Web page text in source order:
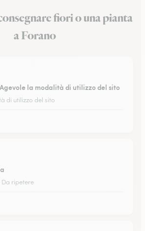
fiori o una pianta
a Forano
la modalità di utilizzo del sito
di utilizzo del sito
Da ripetere